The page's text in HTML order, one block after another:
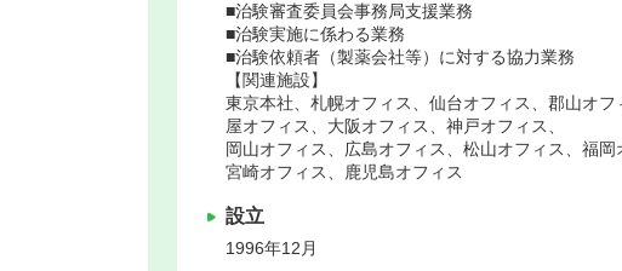
■治験審査委員会事務局支援業務
■治験実施に係わる業務
■治験依頼者（製薬会社等）に対する協力業務
【関連施設】
東京本社、札幌オフィス、仙台オフィス、郡山オ
屋オフィス、大阪オフィス、神戸オフィス、
岡山オフィス、広島オフィス、松山オフィス、福
宮崎オフィス、鹿児島オフィス
設立
1996年12月